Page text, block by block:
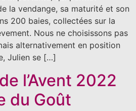
la vendange, sa maturité et son
200 baies, collectées sur la
Nous ne choisissons pas
alternativement en position
Julien se […]
l’Avent 2022
du Goût